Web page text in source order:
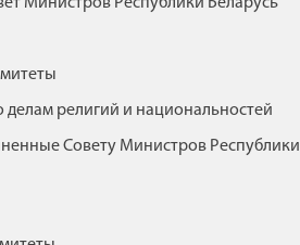
Министров Республики Беларусь
религий и национальностей
Совету Министров Республики